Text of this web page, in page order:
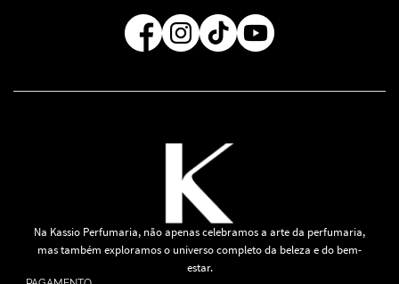
Regra de Frete Grátis
Na Kassio Perfumaria, não apenas celebramos a arte da perfumaria,
mas também exploramos o universo completo da beleza e do bem-
estar.